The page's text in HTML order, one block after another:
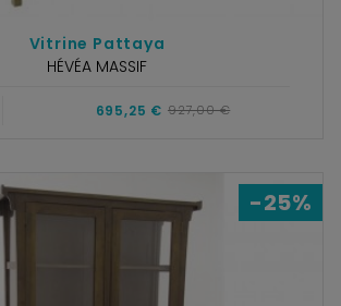
Vitrine Pattaya
HÉVÉA MASSIF
695,25 € 927,00 €
-25%